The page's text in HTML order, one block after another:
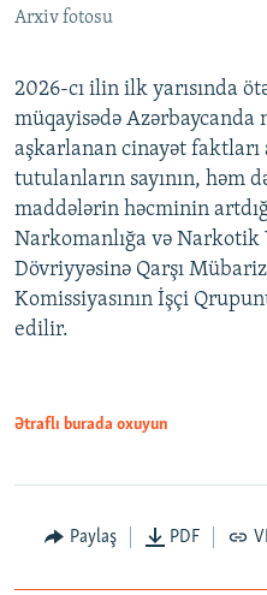
Arxiv fotosu
2026-cı ilin ilk yarısında
müqayisədə Azərbaycanda
aşkarlanan cinayət faktları
tutulanların sayının, həm
maddələrin həcminin
Narkomanlığa və Narkotik
Dövriyyəsinə Qarşı
Komissiyasının İşçi
edilir.
Ətraflı burada oxuyun
Paylaş PDF